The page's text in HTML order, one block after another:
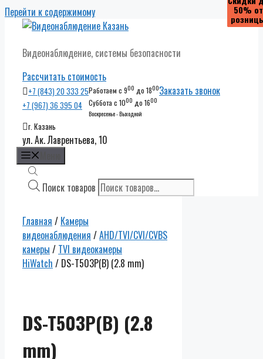
Перейти к содержимому
Видеонаблюдение, системы безопасности
Рассчитать стоимость
+7 (843) 20 333 25
+7 (967) 36 395 04
Работаем с 900 до 1800
Суббота с 1000 до 1600
Воскресенье - Выходной
Заказать звонок
г. Казань
ул. Ак. Лаврентьева, 10
Поиск товаров
Главная / Камеры
видеонаблюдения /AHD/TVI/CVI/CVBS
камеры / TVI видеокамеры
HiWatch / DS-T503P(B) (2.8 mm)
DS-T503P(B) (2.8
mm)
50% от
50% от
50% от
50% от